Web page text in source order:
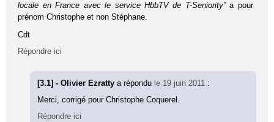
locale en France avec le ser­vice HbbTV de T-Seniority”a pour
prénom Christophe et non Stéphane.
Cdt
Répondre ici
[3.1] - Olivier Ezrattya répondu le 19 juin 2011 :
Merci, corrigé pour Christophe Coquerel.
Répondre ici